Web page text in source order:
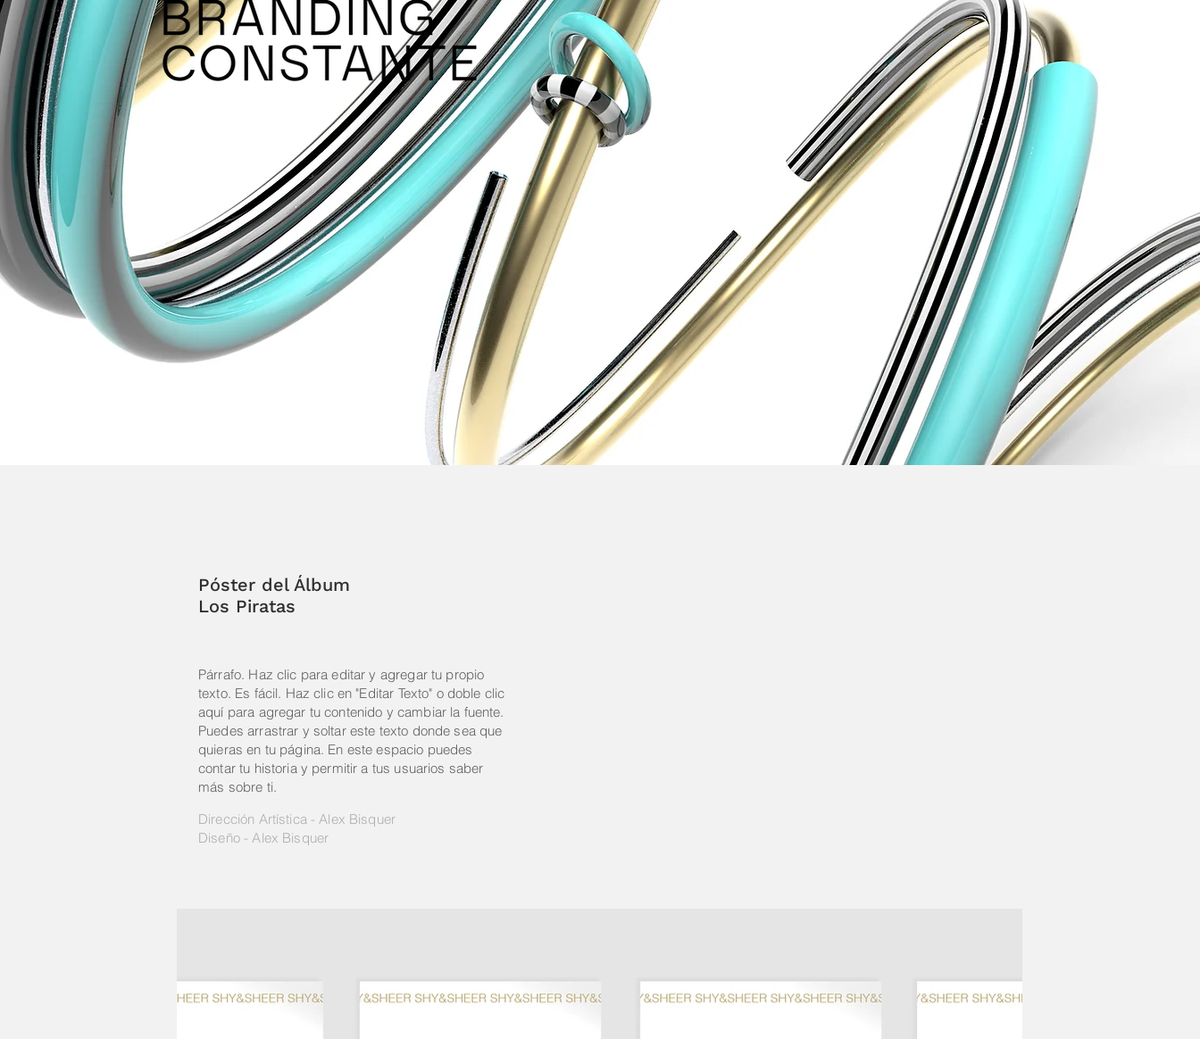
Póster del Álbum
Los Piratas
Párrafo. Haz clic para editar y agregar tu propio
texto. Es fácil. Haz clic en "Editar Texto" o doble clic
aquí para agregar tu contenido y cambiar la fuente.
Puedes arrastrar y soltar este texto donde sea que
quieras en tu página. En este espacio puedes
contar tu historia y permitir a tus usuarios saber
más sobre ti.
Dirección Artística - Alex Bisquer
Diseño - Alex Bisquer